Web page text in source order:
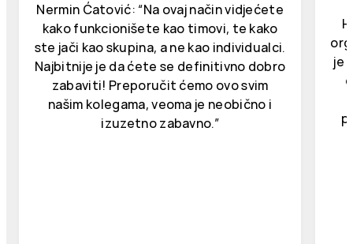
Nermin Ćatović: “Na ovaj način vidjećete
kako funkcionišete kao timovi, te kako
ste jači kao skupina, a ne kao individualci.
Najbitnije je da ćete se definitivno dobro
zabaviti! Preporučit ćemo ovo svim
našim kolegama, veoma je neobično i
izuzetno zabavno.”
je